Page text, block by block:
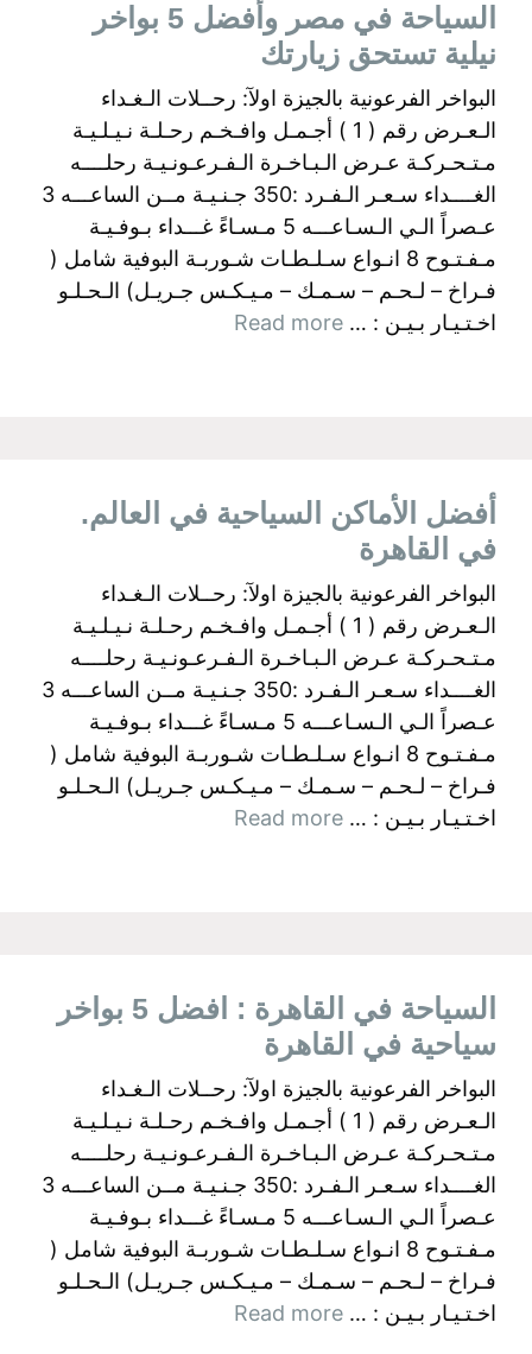
السياحة في مصر وأفضل 5 بواخر
نيلية تستحق زيارتك
البواخر الفرعونية بالجيزة اولآ: رحــلات الـغـداء
الـعـرض رقم ( 1 ) أجـمـل وافـخـم رحـلـة نـيـلـيـة
مـتـحـركـة عـرض الـبـاخـرة الـفـرعـونـيـة رحلــــه
الغــــداء سـعـر الـفـرد :350 جـنـيـة مــن الساعـــه 3
عـصراً الـي الـسـاعـــه 5 مـسـاءً غـــداء بـوفـيـة
مـفـتـوح 8 انـواع سـلـطـات شـوربـة البوفية شامل (
فـراخ – لـحـم – سـمـك – مـيـكـس جـريـل) الـحـلـو
اخـتـيـار بـيـن : … Read more
أفضل الأماكن السياحية في العالم.
في القاهرة
البواخر الفرعونية بالجيزة اولآ: رحــلات الـغـداء
الـعـرض رقم ( 1 ) أجـمـل وافـخـم رحـلـة نـيـلـيـة
مـتـحـركـة عـرض الـبـاخـرة الـفـرعـونـيـة رحلــــه
الغــــداء سـعـر الـفـرد :350 جـنـيـة مــن الساعـــه 3
عـصراً الـي الـسـاعـــه 5 مـسـاءً غـــداء بـوفـيـة
مـفـتـوح 8 انـواع سـلـطـات شـوربـة البوفية شامل (
فـراخ – لـحـم – سـمـك – مـيـكـس جـريـل) الـحـلـو
اخـتـيـار بـيـن : … Read more
السياحة في القاهرة : افضل 5 بواخر
سياحية في القاهرة
البواخر الفرعونية بالجيزة اولآ: رحــلات الـغـداء
الـعـرض رقم ( 1 ) أجـمـل وافـخـم رحـلـة نـيـلـيـة
مـتـحـركـة عـرض الـبـاخـرة الـفـرعـونـيـة رحلــــه
الغــــداء سـعـر الـفـرد :350 جـنـيـة مــن الساعـــه 3
عـصراً الـي الـسـاعـــه 5 مـسـاءً غـــداء بـوفـيـة
مـفـتـوح 8 انـواع سـلـطـات شـوربـة البوفية شامل (
فـراخ – لـحـم – سـمـك – مـيـكـس جـريـل) الـحـلـو
اخـتـيـار بـيـن : … Read more